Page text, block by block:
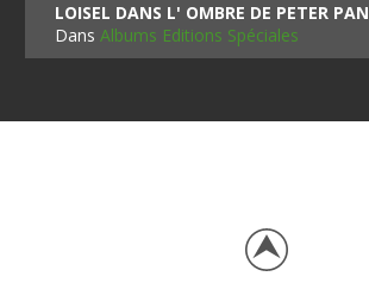
LOISEL DANS L' OMBRE DE PETER PAN
DansAlbums Editions Spéciales